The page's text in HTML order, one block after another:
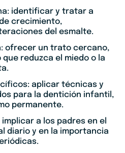
identificar y tratar a
crecimiento,
del esmalte.
ofrecer un trato cercano,
reduzca el miedo o la
aplicar técnicas y
para la dentición infantil,
permanente.
a los padres en el
diario y en la importancia